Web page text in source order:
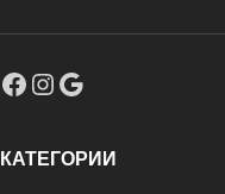
КАТЕГОРИИ